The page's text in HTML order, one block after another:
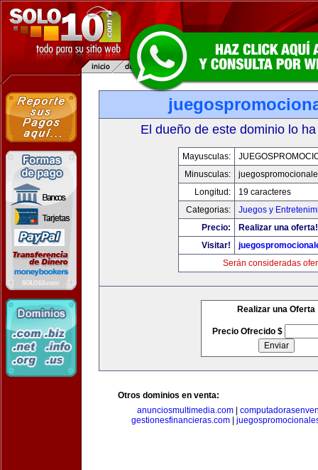
El dueño de este dominio lo
Mayusculas:
Minusculas:
Longitud:
19 caracteres
Categorias:
Juegos y
Precio:
Realizar una oferta!
Visitar!
Serán consideradas
Realizar una Oferta
Precio Ofrecido $
Otros dominios en venta:
anunciosmultimedia.com
gestionesfinancieras.com